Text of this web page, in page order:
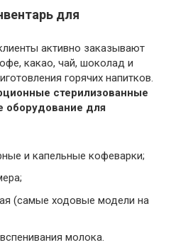
для
активно заказывают
какао, чай, шоколад и
горячих напитков.
стерилизованные
оборудование для
и капельные кофеварки;
(самые ходовые модели на
молока.